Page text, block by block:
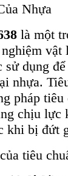
Nhựa
là một
vật
sử dụng
nhựa.
pháp tiêu
chịu lực
khi bị đứt
tiêu